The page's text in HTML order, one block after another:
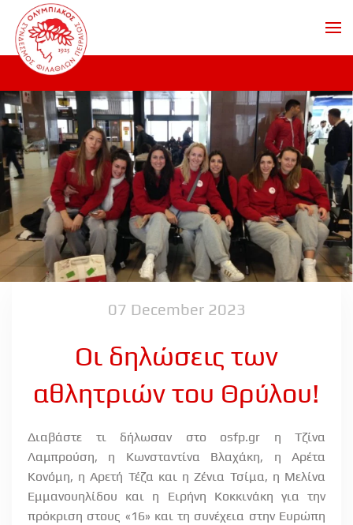
Skip to main content
07 December 2023
Οι δηλώσεις των
αθλητριών του Θρύλου!
Διαβάστε τι δήλωσαν στο osfp.gr η Τζίνα
Λαμπρούση, η Κωνσταντίνα Βλαχάκη, η Αρέτα
Κονόμη, η Αρετή Τέζα και η Ζένια Τσίμα, η Μελίνα
Εμμανουηλίδου και η Ειρήνη Κοκκινάκη για την
πρόκριση στους «16» και τη συνέχεια στην Ευρώπη